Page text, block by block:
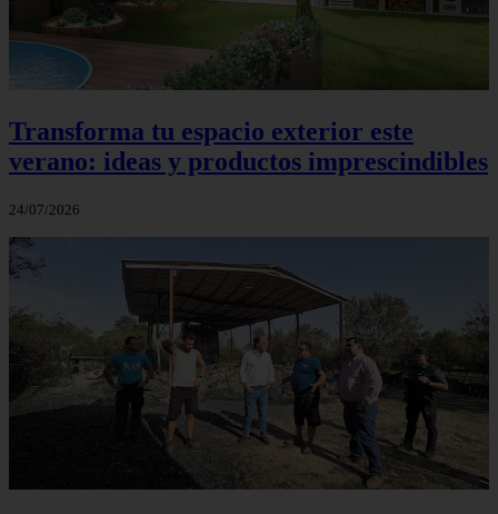
Transforma tu espacio exterior este
verano: ideas y productos imprescindibles
24/07/2026